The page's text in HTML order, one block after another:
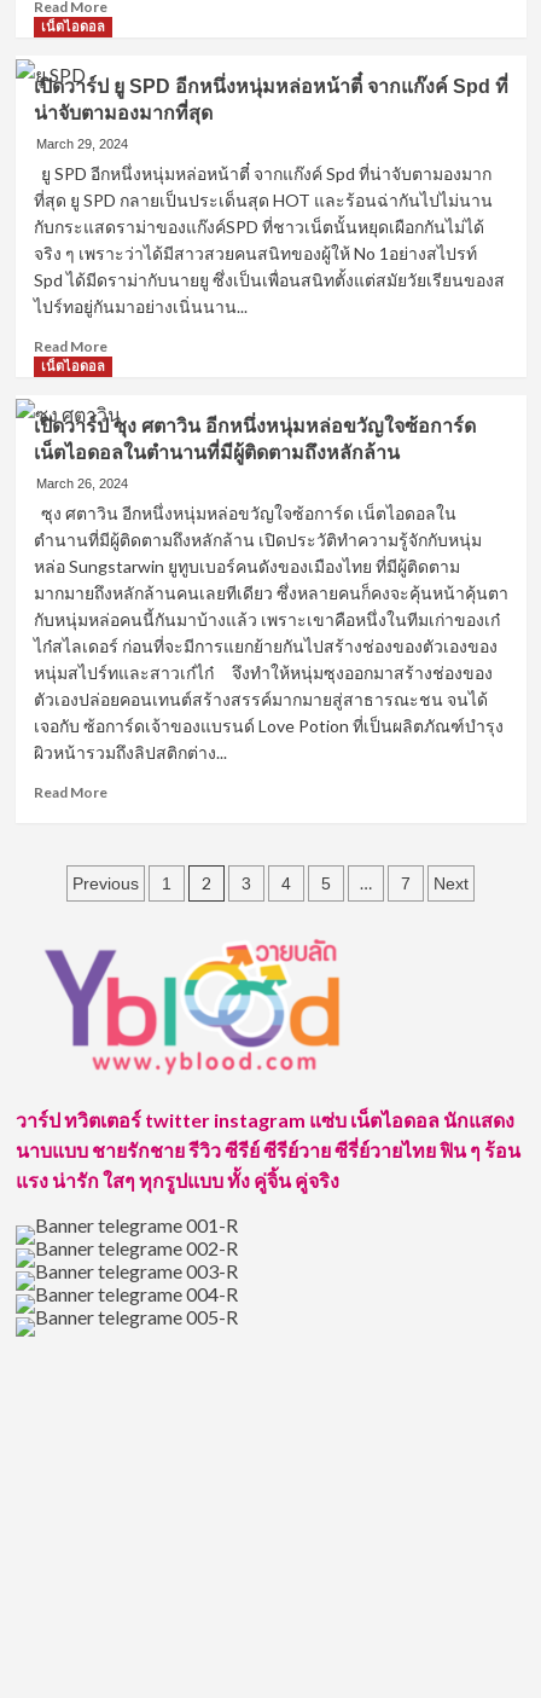
บอล
โลก
Read More
วาร์
ป
ศร
ราม
เพชร
พระเอก
ลิเก
หน้า
หวาน
แม่
ประเทศ
เน็ตไอดอล
เปิดวาร์ป ยู SPD อีกหนึ่งหนุ่มหล่อหน้าตี๋ จากแก๊งค์ Spd ที่
น่าจับตามองมากที่สุด
March 29, 2024
ยู SPD อีกหนึ่งหนุ่มหล่อหน้าตี๋ จากแก๊งค์ Spd ที่น่าจับตามองมาก
ที่สุด ยู SPD กลายเป็นประเด็นสุด HOT และร้อนฉ่ากันไปไม่นาน
กับกระแสดราม่าของแก๊งค์SPD ที่ชาวเน็ตนั้นหยุดเผือกกันไม่ได้
จริง ๆ เพราะว่าได้มีสาวสวยคนสนิทของผู้ให้ No 1อย่างสไปรท์
Spd ได้มีดราม่ากับนายยู ซึ่งเป็นเพื่อนสนิทตั้งแต่สมัยวัยเรียนของส
ไปร์ทอยู่กันมาอย่างเนิ่นนาน...
Read MoreRead
เปิด
วาร์
ป
ยู
SPD
หนึ่ง
หนุ่ม
หล่อ
หน้า
ตี๋
จาก
ค์
Spd
ที่
จับตา
ที่สุด
เน็ตไอดอล
เปิดวาร์ป ซุง ศตาวิน อีกหนึ่งหนุ่มหล่อขวัญใจซ้อการ์ด
เน็ตไอดอลในตำนานที่มีผู้ติดตามถึงหลักล้าน
March 26, 2024
ซุง ศตาวิน อีกหนึ่งหนุ่มหล่อขวัญใจซ้อการ์ด เน็ตไอดอลใน
ตำนานที่มีผู้ติดตามถึงหลักล้าน เปิดประวัติทำความรู้จักกับหนุ่ม
หล่อ Sungstarwin ยูทูบเบอร์คนดังของเมืองไทย ที่มีผู้ติดตาม
มากมายถึงหลักล้านคนเลยทีเดียว ซึ่งหลายคนก็คงจะคุ้นหน้าคุ้นตา
กับหนุ่มหล่อคนนี้กันมาบ้างแล้ว เพราะเขาคือหนึ่งในทีมเก่าของเก๋
ไก๋สไลเดอร์ ก่อนที่จะมีการแยกย้ายกันไปสร้างช่องของตัวเองของ
หนุ่มสไปร์ทและสาวเก๋ไก๋ จึงทำให้หนุ่มซุงออกมาสร้างช่องของ
ตัวเองปล่อยคอนเทนต์สร้างสรรค์มากมายสู่สาธารณะชน จนได้
เจอกับ ซ้อการ์ดเจ้าของแบรนด์ Love Potion ที่เป็นผลิตภัณฑ์บำรุง
ผิวหน้ารวมถึงลิปสติกต่าง...
Read MoreRead
วาร์
ป
ศตา
วิน
อีก
หนึ่ง
หนุ่ม
หล่อ
การ์ด
เน็ต
ไอ
ใน
ตำนาน
ที่
มี
ผู้
Posts
Previous 1 2 3 4 5 … 7 Next
วาร์ป ทวิตเตอร์ twitter instagram แซ่บ เน็ตไอดอล นักแสดง
นาบแบบ ชายรักชาย รีวิว ซีรีย์ ซีรีย์วาย ซีรี่ย์วายไทย ฟิน ๆ ร้อน
แรง น่ารัก ใสๆ ทุกรูปแบบ ทั้ง คู่จิ้น คู่จริง